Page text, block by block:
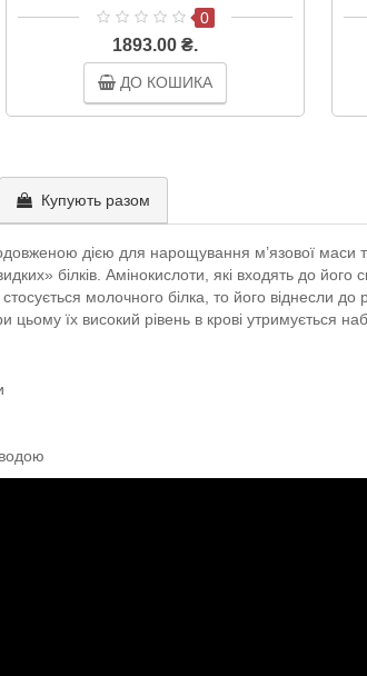
0
1893.00 ₴.
ДО КОШИКА
Купують разом
дією для нарощування м’язової
білків. Амінокислоти, які входять до
молочного білка, то його віднесли до
цьому їх високий рівень в крові утримується